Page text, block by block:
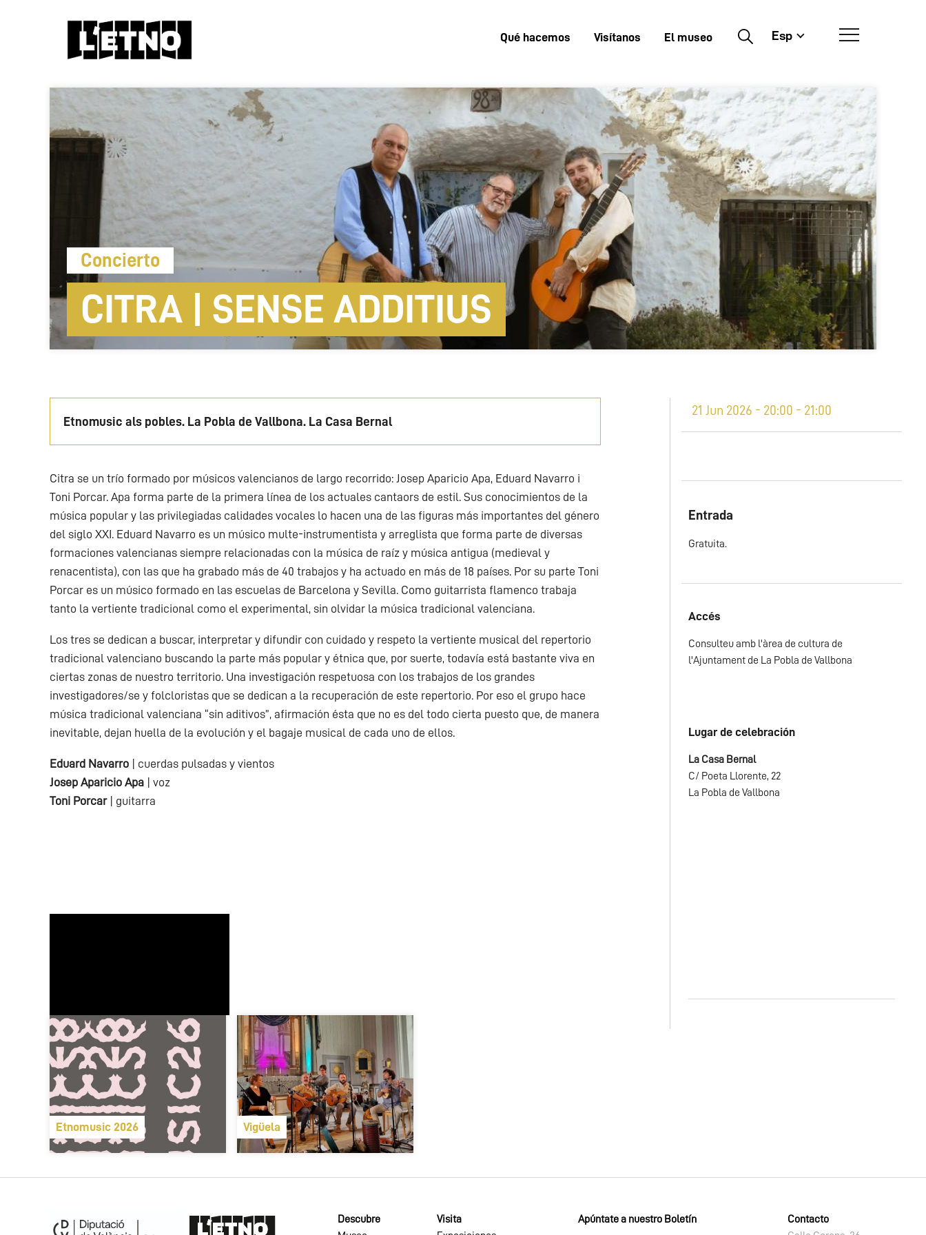
Menú
Qué hacemos Visítanos El museo Buscar Esp
Concierto
CITRA | SENSE ADDITIUS
Etnomusic als pobles. La Pobla de Vallbona. La Casa Bernal
Citra se un trío formado por músicos valencianos de largo recorrido: Josep Aparicio Apa, Eduard Navarro i
Toni Porcar. Apa forma parte de la primera línea de los actuales cantaors de estil. Sus conocimientos de la
música popular y las privilegiadas calidades vocales lo hacen una de las figuras más importantes del género
del siglo XXI. Eduard Navarro es un músico multe-instrumentista y arreglista que forma parte de diversas
formaciones valencianas siempre relacionadas con la música de raíz y música antigua (medieval y
renacentista), con las que ha grabado más de 40 trabajos y ha actuado en más de 18 países. Por su parte Toni
Porcar es un músico formado en las escuelas de Barcelona y Sevilla. Como guitarrista flamenco trabaja
tanto la vertiente tradicional como el experimental, sin olvidar la música tradicional valenciana.
Los tres se dedican a buscar, interpretar y difundir con cuidado y respeto la vertiente musical del repertorio
tradicional valenciano buscando la parte más popular y étnica que, por suerte, todavía está bastante viva en
ciertas zonas de nuestro territorio. Una investigación respetuosa con los trabajos de los grandes
investigadores/se y folcloristas que se dedican a la recuperación de este repertorio. Por eso el grupo hace
música tradicional valenciana “sin aditivos”, afirmación ésta que no es del todo cierta puesto que, de manera
inevitable, dejan huella de la evolución y el bagaje musical de cada uno de ellos.
Eduard Navarro | cuerdas pulsadas y vientos
Josep Aparicio Apa | voz
Toni Porcar| guitarra
Etnomusic 2026 Vigüela
21 Jun 2026 - 20:00 - 21:00
Entrada
Gratuita.
Accés
Consulteu amb l'àrea de cultura de
l'Ajuntament de La Pobla de Vallbona
Lugar de celebración
La Casa Bernal
C/ Poeta Llorente, 22
La Pobla de Vallbona
Descubre
Visita
Apúntate a nuestro Boletín
Contacto